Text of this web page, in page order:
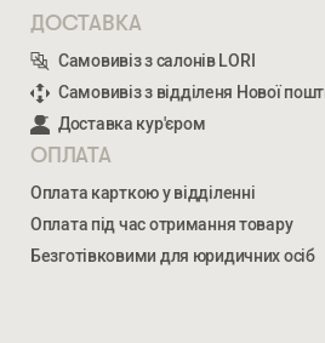
ДОСТАВКА
Самовивіз з салонів LORI
Самовивіз з відділеня Нової
Доставка кур'єром
ОПЛАТА
Оплата карткою у відділенні
Оплата під час отримання товару
Безготівковими для юридичних осіб
Ми відкриті для співпраці з
облаштуванням житлової та
ВВЕДІТЬ ВАШЕ ПРІЗВИЩЕ ТА
ДАНІШ